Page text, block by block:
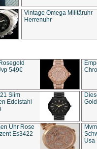
Vintage Omega Militäruhr
Herrenuhr
549€
Slim
Edelstahl
Uhr Rose
Es3422
Usa